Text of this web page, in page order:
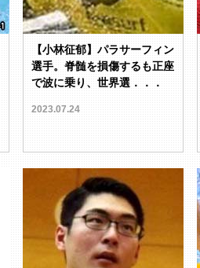
【小林征郁】パラサーフィン
選手。脊髄を損傷するも正座
で波に乗り、世界選．．．
2023.07.24